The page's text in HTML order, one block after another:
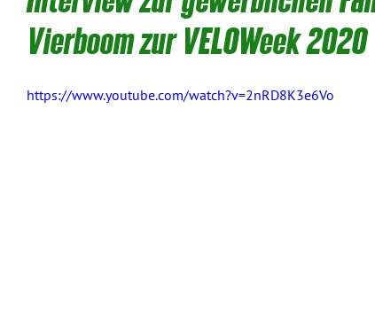
Vierboom zur VELOWeek 2020
https://www.youtube.com/watch?v=2nRD8K3e6Vo